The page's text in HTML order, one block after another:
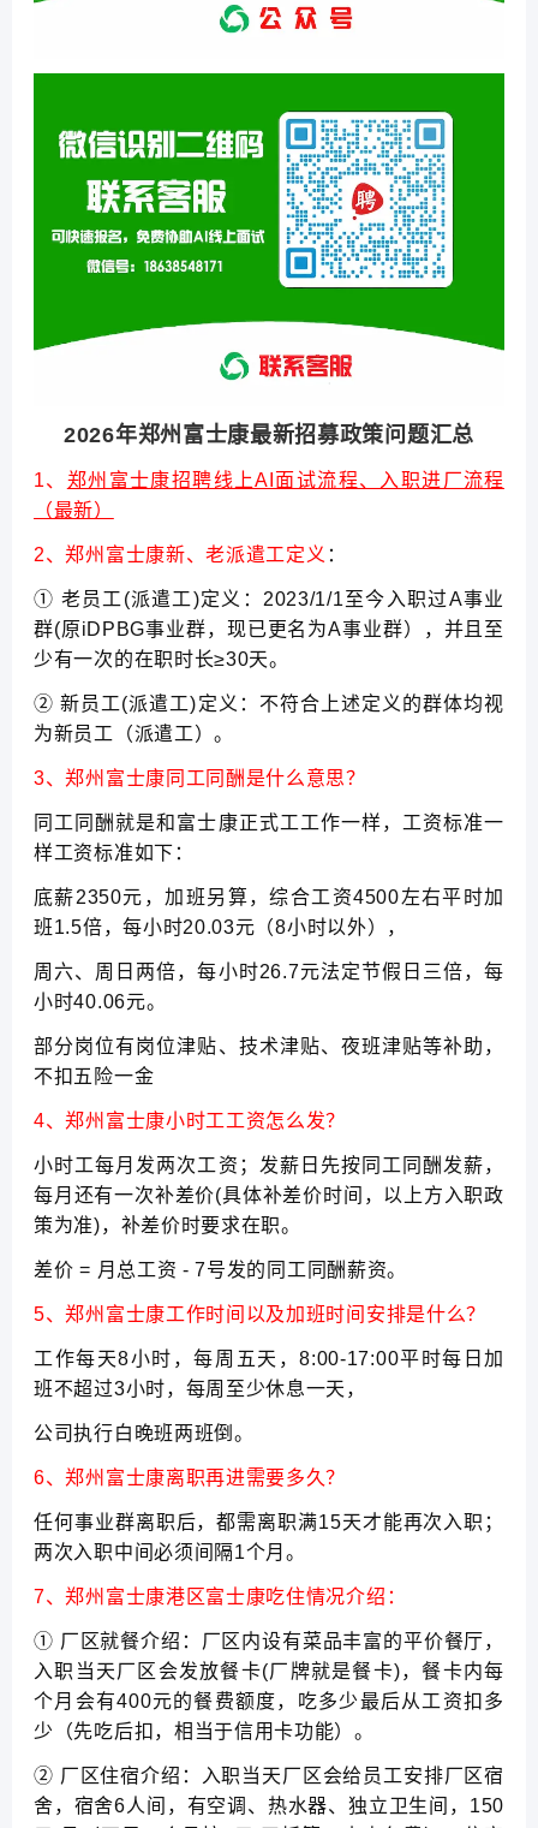
2026年郑州富士康最新招募政策问题汇总
1、 郑州富士康招聘线上AI面试流程、入职进厂流程
（最新）
2、郑州富士康新、老派遣工定义 ：
① 老员工(派遣工)定义：2023/1/1至今入职过A事业
群(原iDPBG事业群，现已更名为A事业群），并且至
少有一次的在职时长≥30天。
② 新员工(派遣工)定义：不符合上述定义的群体均视
为新员工（派遣工）。
3、郑州富士康同工同酬是什么意思？
同工同酬就是和富士康正式工工作一样，工资标准一
样工资标准如下：
底薪2350元，加班另算，综合工资4500左右平时加
班1.5倍，每小时20.03元（8小时以外），
周六、周日两倍，每小时26.7元法定节假日三倍，每
小时40.06元。
部分岗位有岗位津贴、技术津贴、夜班津贴等补助，
不扣五险一金
4、郑州富士康小时工工资怎么发？
小时工每月发两次工资；发薪日先按同工同酬发薪，
每月还有一次补差价(具体补差价时间，以上方入职政
策为准)，补差价时要求在职。
差价 = 月总工资 - 7号发的同工同酬薪资。
5、郑州富士康工作时间以及加班时间安排是什么？
工作每天8小时，每周五天，8:00-17:00平时每日加
班不超过3小时，每周至少休息一天，
公司执行白晚班两班倒。
6、郑州富士康离职再进需要多久？
任何事业群离职后，都需离职满15天才能再次入职；
两次入职中间必须间隔1个月。
7、郑州富士康港区富士康吃住情况介绍：
① 厂区就餐介绍：厂区内设有菜品丰富的平价餐厅，
入职当天厂区会发放餐卡(厂牌就是餐卡)，餐卡内每
个月会有400元的餐费额度，吃多少最后从工资扣多
少（先吃后扣，相当于信用卡功能）。
② 厂区住宿介绍：入职当天厂区会给员工安排厂区宿
舍，宿舍6人间，有空调、热水器、独立卫生间，150